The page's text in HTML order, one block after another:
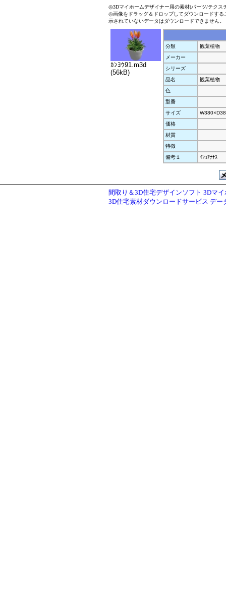
◎3Dマイホームデザイナー用の素材(パーツ/テクス
◎画像をドラッグ＆ドロップしてダウンロードす
示されていないデータはダウンロードできません。
ｶﾝﾖｳ91.m3d
(56kB)
分類
観葉植物
メーカー
シリーズ
品名
観葉植物
色
型番
サイズ
価格
材質
特徴
備考１
ｲﾝｺｱﾅﾅｽ
間取り＆3D住宅デザインソフト 3Dマ
3D住宅素材ダウンロードサービス デー